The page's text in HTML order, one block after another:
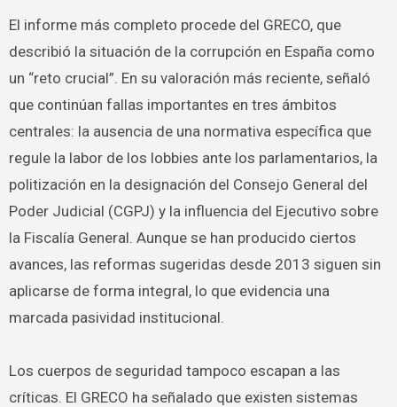
El informe más completo procede del GRECO, que
describió la situación de la corrupción en España como
un “reto crucial”. En su valoración más reciente, señaló
que continúan fallas importantes en tres ámbitos
centrales: la ausencia de una normativa específica que
regule la labor de los lobbies ante los parlamentarios, la
politización en la designación del Consejo General del
Poder Judicial (CGPJ) y la influencia del Ejecutivo sobre
la Fiscalía General. Aunque se han producido ciertos
avances, las reformas sugeridas desde 2013 siguen sin
aplicarse de forma integral, lo que evidencia una
marcada pasividad institucional.
Los cuerpos de seguridad tampoco escapan a las
críticas. El GRECO ha señalado que existen sistemas